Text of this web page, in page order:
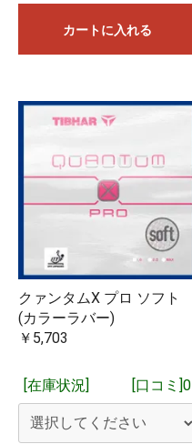
カートに入れる
クァンタムX プロ ソフト
(カラーラバー)
￥5,703
[在庫状況] [口コミ]0